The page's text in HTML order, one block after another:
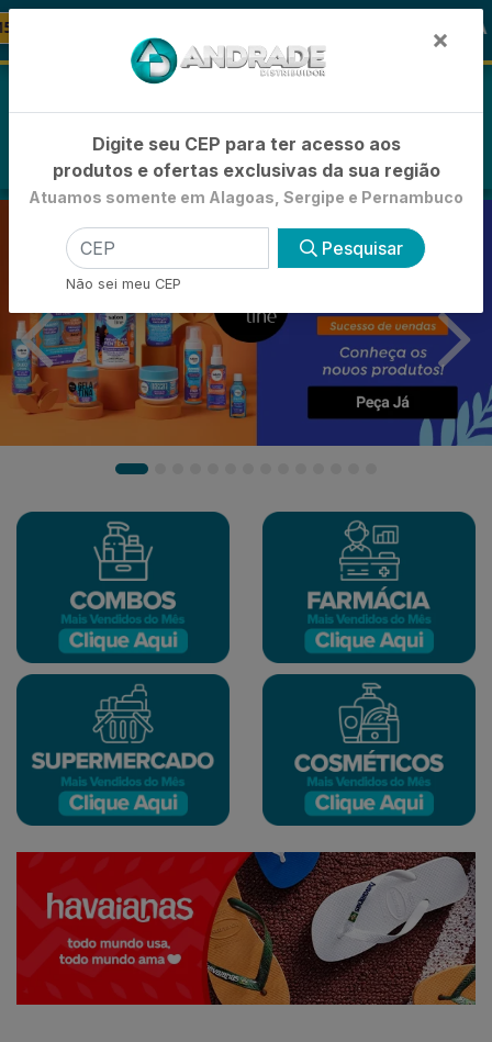
×
Digite seu CEP para ter acesso aos
produtos e ofertas exclusivas da sua região
Atuamos somente em Alagoas, Sergipe e Pernambuco
Pesquisar
Não sei meu CEP